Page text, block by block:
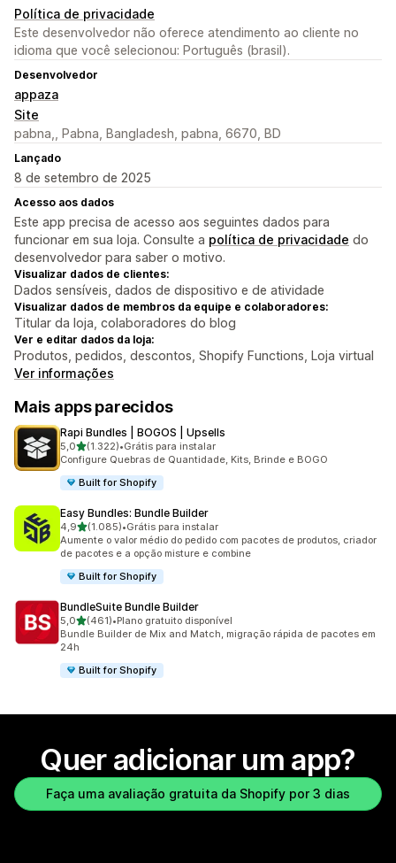
Política de privacidade
Este desenvolvedor não oferece atendimento ao cliente no
idioma que você selecionou: Português (brasil).
Desenvolvedor
appaza
Site
pabna,, Pabna, Bangladesh, pabna, 6670, BD
Lançado
8 de setembro de 2025
Acesso aos dados
Este app precisa de acesso aos seguintes dados para
funcionar em sua loja. Consulte a política de privacidade do
desenvolvedor para saber o motivo.
Visualizar dados de clientes:
Dados sensíveis, dados de dispositivo e de atividade
Visualizar dados de membros da equipe e colaboradores:
Titular da loja, colaboradores do blog
Ver e editar dados da loja:
Produtos, pedidos, descontos, Shopify Functions, Loja virtual
Ver informações
Mais apps parecidos
Rapi Bundles | BOGOS | Upsells
5,0de 5 estrelas
(1.322)
1322 avaliações ao todo
•Grátis para instalar
Configure Quebras de Quantidade, Kits, Brinde e BOGO
Built for Shopify
Easy Bundles: Bundle Builder
4,9de 5 estrelas
(1.085)
1085 avaliações ao todo
•Grátis para instalar
Aumente o valor médio do pedido com pacotes de produtos, criador
de pacotes e a opção misture e combine
Built for Shopify
BundleSuite Bundle Builder
5,0de 5 estrelas
(461)
461 avaliações ao todo
•Plano gratuito disponível
Bundle Builder de Mix and Match, migração rápida de pacotes em
24h
Built for Shopify
Quer adicionar um app?
Faça uma avaliação gratuita da Shopify por 3 dias